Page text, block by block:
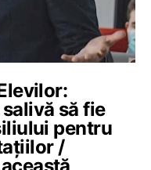
să fie
pentru
/